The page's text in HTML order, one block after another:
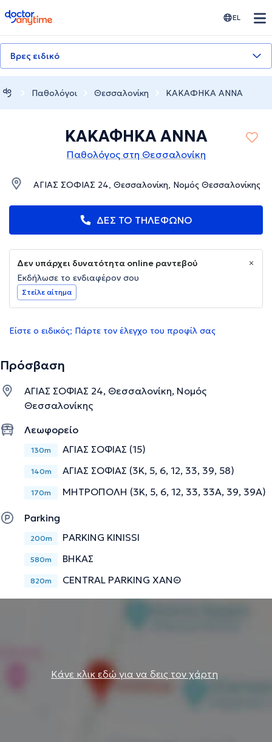
doctoranytime EL
Βρες ειδικό
Παθολόγοι Θεσσαλονίκη ΚΑΚΑΦΗΚΑ ΑΝΝΑ
ΚΑΚΑΦΗΚΑ ΑΝΝΑ
Παθολόγος στη Θεσσαλονίκη
ΑΓΙΑΣ ΣΟΦΙΑΣ 24, Θεσσαλονίκη, Νομός Θεσσαλονίκης
ΔΕΣ ΤΟ ΤΗΛΕΦΩΝΟ
Δεν υπάρχει δυνατότητα online ραντεβού
Εκδήλωσε το ενδιαφέρον σου
Στείλε αίτημα
Είστε ο ειδικός; Πάρτε τον έλεγχο του προφίλ σας
Πρόσβαση
ΑΓΙΑΣ ΣΟΦΙΑΣ 24, Θεσσαλονίκη, Νομός
Θεσσαλονίκης
Λεωφορείο
130m ΑΓΙΑΣ ΣΟΦΙΑΣ (15)
140m ΑΓΙΑΣ ΣΟΦΙΑΣ (3Κ, 5, 6, 12, 33, 39, 58)
170m ΜΗΤΡΟΠΟΛΗ (3Κ, 5, 6, 12, 33, 33Α, 39, 39Α)
Parking
200m PARKING KINISSI
580m ΒΗΚΑΣ
820m CENTRAL PARKING ΧΑΝΘ
Κάνε κλικ εδώ για να δεις τον χάρτη